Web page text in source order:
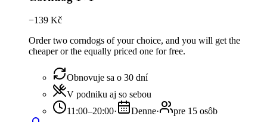
−139 Kč
Order two corndogs of your choice, and you will get the
cheaper or the equally priced one for free.
Obnovuje sa o 30 dní
V podniku aj so sebou
11:00–20:00· Denne·
pre 15 osôb